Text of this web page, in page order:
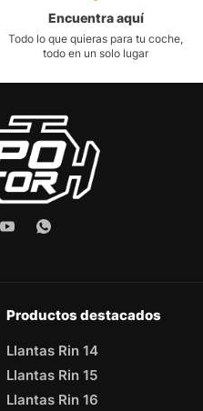
Encuentra aquí
Todo lo que quieras para tu coche,
todo en un solo lugar
Productos destacados
Llantas Rin 14
Llantas Rin 15
Llantas Rin 16